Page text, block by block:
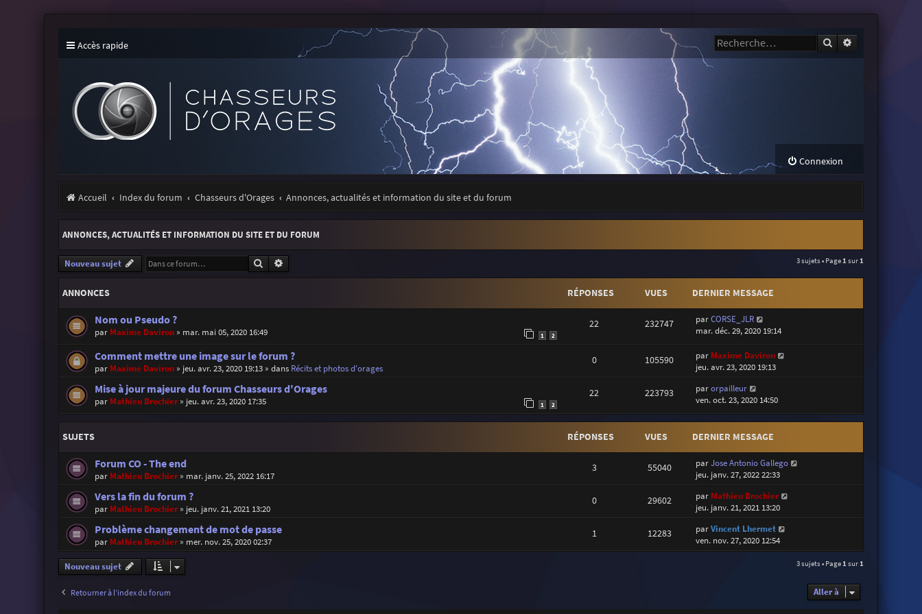
Accès rapide Rechercher
Connexion
Accueil Index du forum Chasseurs d'Orages Annonces, actualités et information du site et du forum
ANNONCES, ACTUALITÉS ET INFORMATION DU SITE ET DU FORUM
Nouveau sujet Rechercher 3 sujets • Page 1 sur 1
ANNONCES RÉPONSES VUES DERNIER MESSAGE
Nom ou Pseudo ?
par Maxime Daviron» mar. mai 05, 2020 16:49 1 2
22 232747 parCORSE_JLR
mar. déc. 29, 2020 19:14
Comment mettre une image sur le forum ?
par Maxime Daviron» jeu. avr. 23, 2020 19:13» dans Récits et photos d'orages
0 105590 par Maxime Daviron
jeu. avr. 23, 2020 19:13
Mise à jour majeure du forum Chasseurs d'Orages
par Mathieu Brochier» jeu. avr. 23, 2020 17:35 1 2
22 223793 parorpailleur
ven. oct. 23, 2020 14:50
SUJETS RÉPONSES VUES DERNIER MESSAGE
Forum CO - The end
par Mathieu Brochier» mar. janv. 25, 2022 16:17
3 55040 parJose Antonio Gallego
jeu. janv. 27, 2022 22:33
Vers la fin du forum ?
par Mathieu Brochier» jeu. janv. 21, 2021 13:20
0 29602 par Mathieu Brochier
jeu. janv. 21, 2021 13:20
Problème changement de mot de passe
par Mathieu Brochier» mer. nov. 25, 2020 02:37
1 12283 parVincent Lhermet
ven. nov. 27, 2020 12:54
Nouveau sujet 3 sujets • Page1sur1
Retourner à l’index du forum Aller à